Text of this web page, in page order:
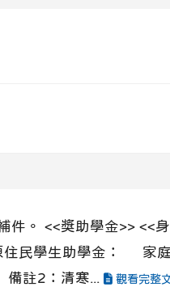
。 <<獎助學金>> <<
住民學生助學金：
註2：清寒...
觀看完整